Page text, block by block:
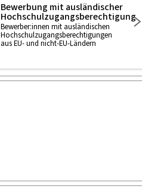
Bewerbung mit ausländischer
Hochschulzugangsberechtigung
Bewerber:innen mit ausländischen
Hochschulzugangsberechtigungen
aus EU- und nicht-EU-Ländern